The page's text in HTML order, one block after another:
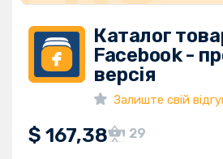
Каталог
Facebook -
версія
Залиште свій
$ 167,38 29